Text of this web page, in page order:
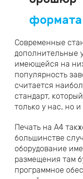
Современные
дополнительные
имеющейся на
популярность
считается
стандарт,
только у нас, но
Печать на А4
большинстве
оборудование
размещения там
программное